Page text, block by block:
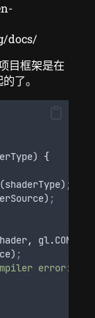
docs/
目框架是在
了。
) {
(shaderType) ;
) ;
, gl.
) ;
error: